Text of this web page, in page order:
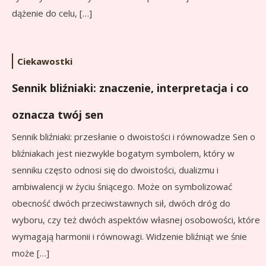
dążenie do celu, […]
Ciekawostki
Sennik bliźniaki: znaczenie, interpretacja i co
oznacza twój sen
Sennik bliźniaki: przesłanie o dwoistości i równowadze Sen o
bliźniakach jest niezwykle bogatym symbolem, który w
senniku często odnosi się do dwoistości, dualizmu i
ambiwalencji w życiu śniącego. Może on symbolizować
obecność dwóch przeciwstawnych sił, dwóch dróg do
wyboru, czy też dwóch aspektów własnej osobowości, które
wymagają harmonii i równowagi. Widzenie bliźniąt we śnie
może […]